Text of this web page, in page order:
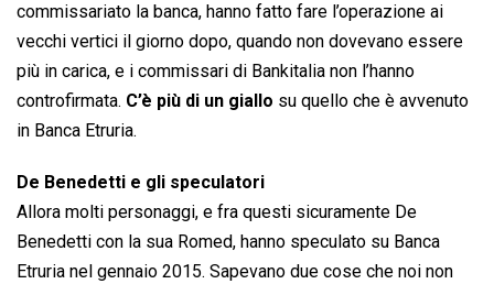
commissariato la banca, hanno fatto fare l’operazione ai
vecchi vertici il giorno dopo, quando non dovevano essere
più in carica, e i commissari di Bankitalia non l’hanno
controfirmata. C’è più di un giallo su quello che è avvenuto
in Banca Etruria.
De Benedetti e gli speculatori
Allora molti personaggi, e fra questi sicuramente De
Benedetti con la sua Romed, hanno speculato su Banca
Etruria nel gennaio 2015. Sapevano due cose che noi non